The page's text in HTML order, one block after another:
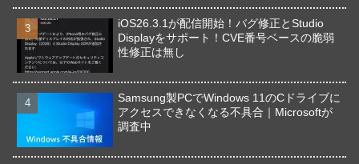
iOS26.3.1が配信開始！バグ修正とStudio
Displayをサポート！CVE番号ベースの脆弱
性修正は無し
Samsung製PCでWindows 11のCドライブに
アクセスできなくなる不具合｜Microsoftが
調査中